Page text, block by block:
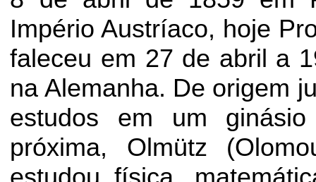
Império Austríaco, hoje
faleceu em 27 de abril a
na Alemanha. De origem
estudos em um
próxima, Olmütz